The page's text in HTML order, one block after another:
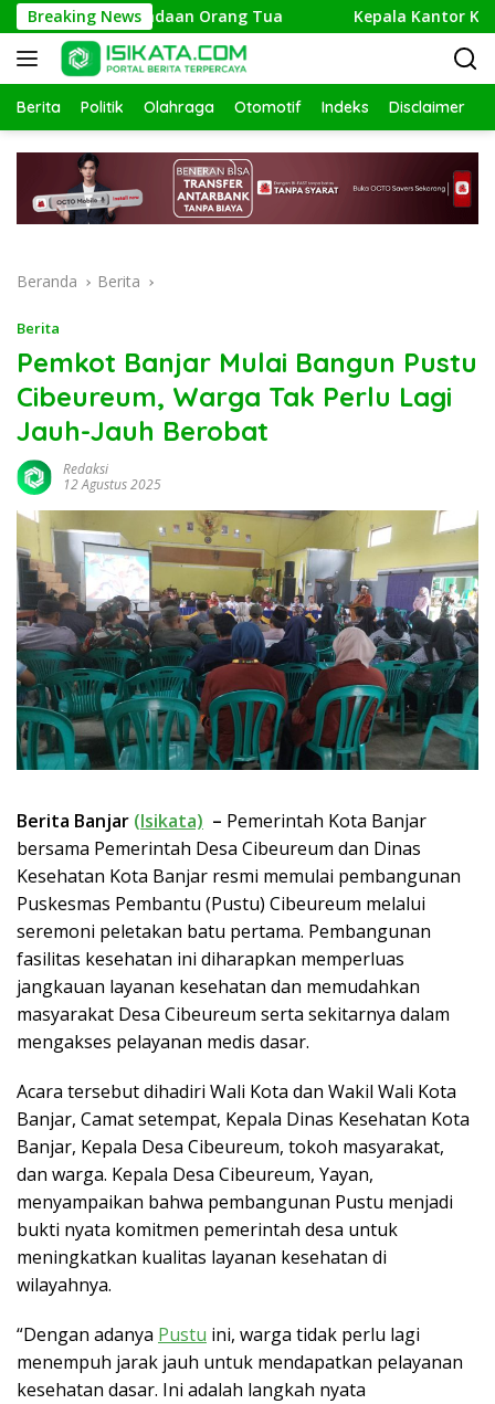
Langsung
ke
konten
Breaking News
Keberadaan Orang Tua Kepala Kantor
Berita Politik Olahraga Otomotif Indeks Disclaimer
Beranda Berita
Berita
Pemkot Banjar Mulai Bangun Pustu
Cibeureum, Warga Tak Perlu Lagi
Jauh-Jauh Berobat
Redaksi
12 Agustus 2025
Berita Banjar (Isikata) – Pemerintah Kota Banjar
bersama Pemerintah Desa Cibeureum dan Dinas
Kesehatan Kota Banjar resmi memulai pembangunan
Puskesmas Pembantu (Pustu) Cibeureum melalui
seremoni peletakan batu pertama. Pembangunan
fasilitas kesehatan ini diharapkan memperluas
jangkauan layanan kesehatan dan memudahkan
masyarakat Desa Cibeureum serta sekitarnya dalam
mengakses pelayanan medis dasar.
Acara tersebut dihadiri Wali Kota dan Wakil Wali Kota
Banjar, Camat setempat, Kepala Dinas Kesehatan Kota
Banjar, Kepala Desa Cibeureum, tokoh masyarakat,
dan warga. Kepala Desa Cibeureum, Yayan,
menyampaikan bahwa pembangunan Pustu menjadi
bukti nyata komitmen pemerintah desa untuk
meningkatkan kualitas layanan kesehatan di
wilayahnya.
“Dengan adanya Pustu ini, warga tidak perlu lagi
menempuh jarak jauh untuk mendapatkan pelayanan
kesehatan dasar. Ini adalah langkah nyata